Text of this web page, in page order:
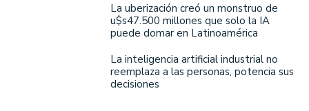
La uberización creó un monstruo de
u$s47.500 millones que solo la IA
puede domar en Latinoamérica
La inteligencia artificial industrial no
reemplaza a las personas, potencia sus
decisiones